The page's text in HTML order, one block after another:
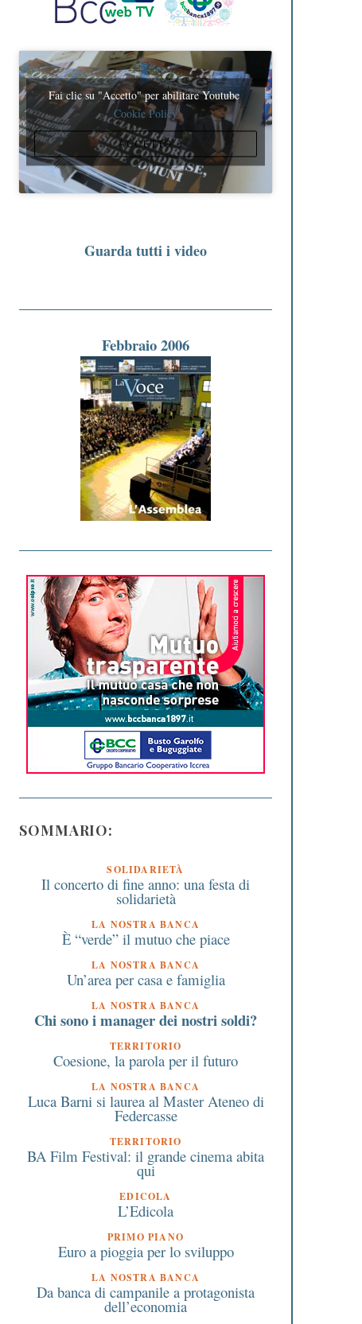
Fai clic su "Accetto" per abilitare Youtube
Cookie Policy
ACCETTO
Guarda tutti i video
Febbraio 2006
SOMMARIO:
SOLIDARIETÀ
Il concerto di fine anno: una festa di
solidarietà
LA NOSTRA BANCA
È “verde” il mutuo che piace
LA NOSTRA BANCA
Un’area per casa e famiglia
LA NOSTRA BANCA
Chi sono i manager dei nostri soldi?
TERRITORIO
Coesione, la parola per il futuro
LA NOSTRA BANCA
Luca Barni si laurea al Master Ateneo di
Federcasse
TERRITORIO
BA Film Festival: il grande cinema abita
qui
EDICOLA
L’Edicola
PRIMO PIANO
Euro a pioggia per lo sviluppo
LA NOSTRA BANCA
Da banca di campanile a protagonista
dell’economia